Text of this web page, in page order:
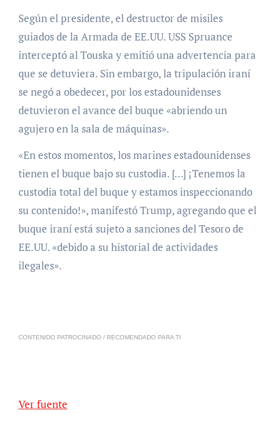
Según el presidente, el destructor de misiles
guiados de la Armada de EE.UU. USS Spruance
interceptó al Touska y emitió una advertencia para
que se detuviera. Sin embargo, la tripulación iraní
se negó a obedecer, por los estadounidenses
detuvieron el avance del buque «abriendo un
agujero en la sala de máquinas».
«En estos momentos, los marines estadounidenses
tienen el buque bajo su custodia. […] ¡Tenemos la
custodia total del buque y estamos inspeccionando
su contenido!», manifestó Trump, agregando que el
buque iraní está sujeto a sanciones del Tesoro de
EE.UU. «debido a su historial de actividades
ilegales».
CONTENIDO PATROCINADO / RECOMENDADO PARA TI
Ver fuente